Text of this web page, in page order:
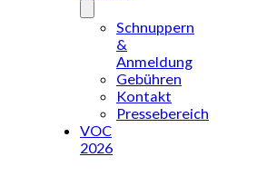
Schnuppern
&
Anmeldung
Gebühren
Kontakt
Pressebereich
VOC
2026